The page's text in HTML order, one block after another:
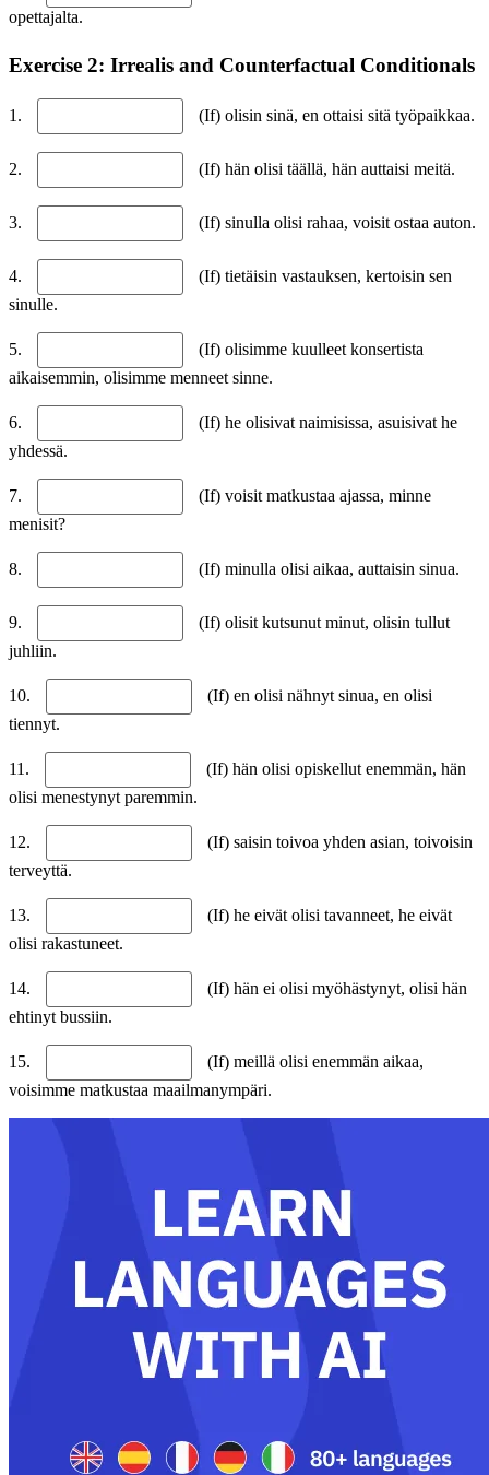
opettajalta.
Exercise 2: Irrealis and Counterfactual Conditionals
1. (If) olisin sinä, en ottaisi sitä työpaikkaa.
2. (If) hän olisi täällä, hän auttaisi meitä.
3. (If) sinulla olisi rahaa, voisit ostaa auton.
4.
(If) tietäisin vastauksen, kertoisin sen
sinulle.
5.
(If) olisimme kuulleet konsertista
aikaisemmin, olisimme menneet sinne.
6.
(If) he olisivat naimisissa, asuisivat he
yhdessä.
7.
(If) voisit matkustaa ajassa, minne
menisit?
8. (If) minulla olisi aikaa, auttaisin sinua.
9.
(If) olisit kutsunut minut, olisin tullut
juhliin.
10.
(If) en olisi nähnyt sinua, en olisi
tiennyt.
11.
(If) hän olisi opiskellut enemmän, hän
olisi menestynyt paremmin.
12.
(If) saisin toivoa yhden asian, toivoisin
terveyttä.
13.
(If) he eivät olisi tavanneet, he eivät
olisi rakastuneet.
14.
(If) hän ei olisi myöhästynyt, olisi hän
ehtinyt bussiin.
15.
(If) meillä olisi enemmän aikaa,
voisimme matkustaa maailmanympäri.